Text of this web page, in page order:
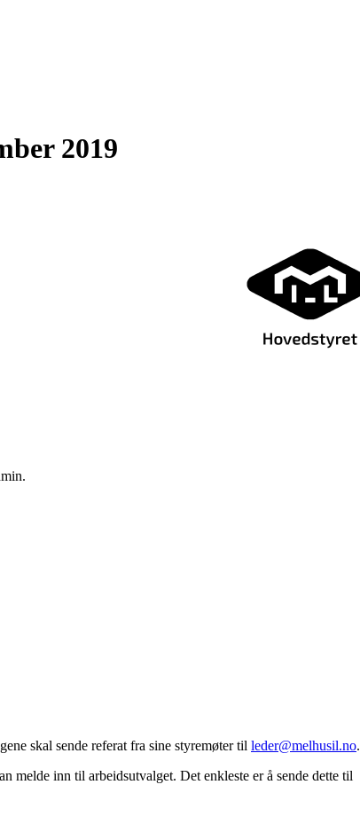
2019
skal sende referat fra sine styremøter til leder@melhusil.no.
melde inn til arbeidsutvalget. Det enkleste er å sende dette til